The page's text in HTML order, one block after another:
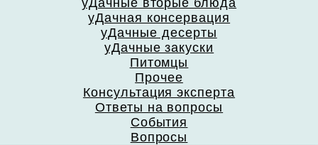
уДачные вторые блюда
уДачная консервация
уДачные десерты
уДачные закуски
Питомцы
Прочее
Консультация эксперта
Ответы на вопросы
События
Вопросы